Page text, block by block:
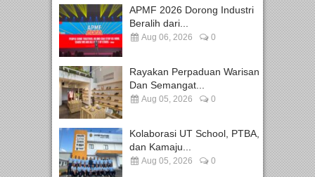
APMF 2026 Dorong Industri
Beralih dari...
Aug 06, 2026 0
Rayakan Perpaduan Warisan
Dan Semangat...
Aug 05, 2026 0
Kolaborasi UT School, PTBA,
dan Kamaju...
Aug 05, 2026 0